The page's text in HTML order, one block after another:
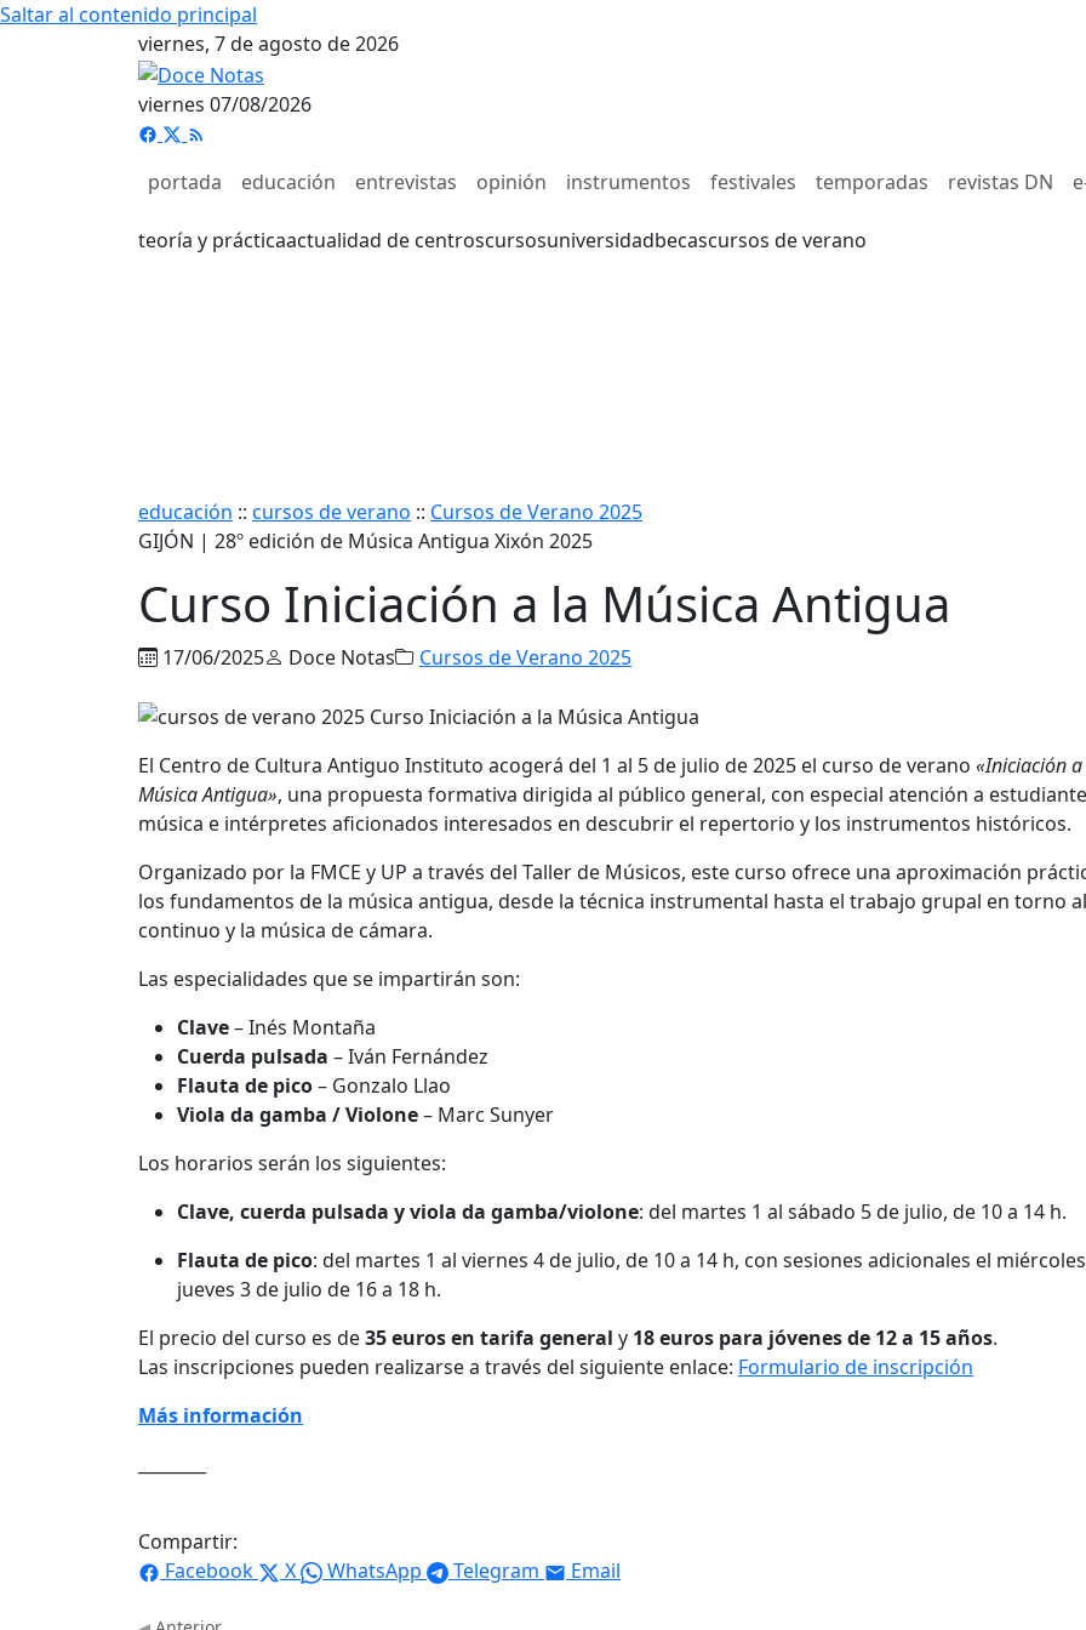
Saltar al contenido principal
viernes, 7 de agosto de 2026
viernes 07/08/2026
portada educación entrevistas opinión instrumentos festivales temporadas revistas DN
teoría y prácticaactualidad de centroscursosuniversidadbecascursos de verano
educación :: cursos de verano :: Cursos de Verano 2025
GIJÓN | 28º edición de Música Antigua Xixón 2025
Curso Iniciación a la Música Antigua
17/06/2025 Doce Notas Cursos de Verano 2025
El Centro de Cultura Antiguo Instituto acogerá del 1 al 5 de julio de 2025 el curso de verano «Iniciación
Música Antigua», una propuesta formativa dirigida al público general, con especial atención a
música e intérpretes aficionados interesados en descubrir el repertorio y los instrumentos históricos.
Organizado por la FMCE y UP a través del Taller de Músicos, este curso ofrece una aproximación
los fundamentos de la música antigua, desde la técnica instrumental hasta el trabajo grupal en torno
continuo y la música de cámara.
Las especialidades que se impartirán son:
Clave– Inés Montaña
Cuerda pulsada – Iván Fernández
Flauta de pico– Gonzalo Llao
Viola da gamba / Violone– Marc Sunyer
Los horarios serán los siguientes:
Clave, cuerda pulsada y viola da gamba/violone: del martes 1 al sábado 5 de julio, de 10 a 14 h.
Flauta de pico: del martes 1 al viernes 4 de julio, de 10 a 14 h, con sesiones adicionales el
jueves 3 de julio de 16 a 18 h.
El precio del curso es de35 euros en tarifa general y 18 euros para jóvenes de 12 a 15 años.
Las inscripciones pueden realizarse a través del siguiente enlace: Formulario de inscripción
Más información
Compartir:
Facebook
X WhatsApp Telegram Email